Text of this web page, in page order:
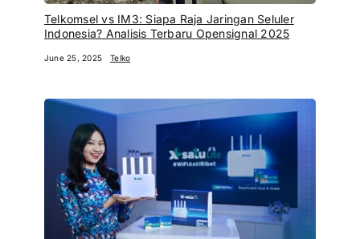
Telkomsel vs IM3: Siapa Raja Jaringan Seluler
Indonesia? Analisis Terbaru Opensignal 2025
June 25, 2025 Telko